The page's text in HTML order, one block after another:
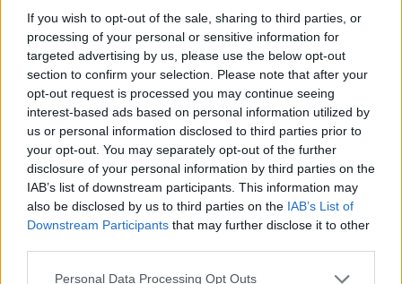
If you wish to opt-out of the sale, sharing to third parties, or
processing of your personal or sensitive information for
targeted advertising by us, please use the below opt-out
section to confirm your selection. Please note that after your
opt-out request is processed you may continue seeing
interest-based ads based on personal information utilized by
us or personal information disclosed to third parties prior to
your opt-out. You may separately opt-out of the further
disclosure of your personal information by third parties on the
IAB’s list of downstream participants. This information may
also be disclosed by us to third parties on the IAB’s List of
Downstream Participants that may further disclose it to other
Personal Data Processing Opt Outs
Stek kaken midt i ovnen ved 175°C i 20 minutter. Avkjøl kaken
i langpannen til den er helt kald. Dra så kaken forsiktig over
på en rist (eller la kaken bli i langpannen hvis du har plass til
å sette hele pannen i kjøleskapet eller har kjølerom).